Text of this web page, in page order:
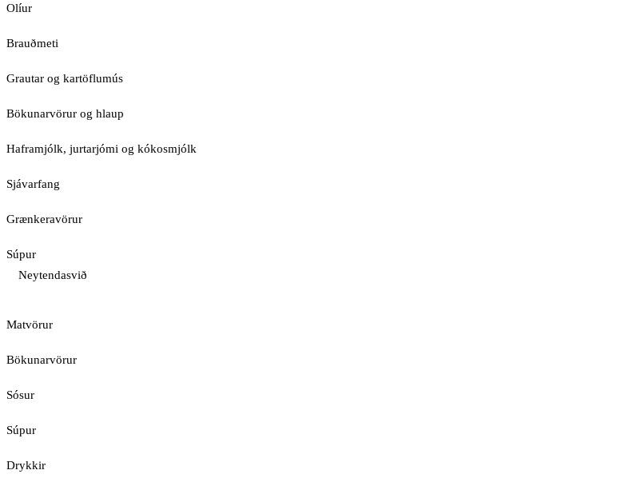
Olíur
Brauðmeti
Grautar og kartöflumús
Bökunarvörur og hlaup
Haframjólk, jurtarjómi og kókosmjólk
Sjávarfang
Grænkeravörur
Súpur
Neytendasvið
Matvörur
Bökunarvörur
Sósur
Súpur
Drykkir